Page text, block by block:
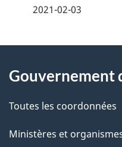
i
l
s
2021-02-03
propos
de
ce
Gouvernement
Toutes les coordonnées
Ministères et